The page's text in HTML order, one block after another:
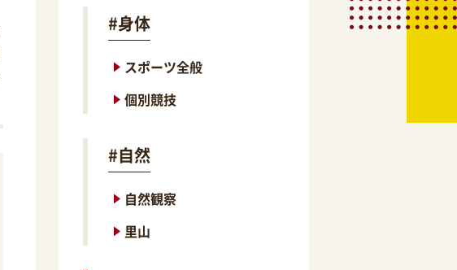
#身体
スポーツ全般
個別競技
#自然
自然観察
里山